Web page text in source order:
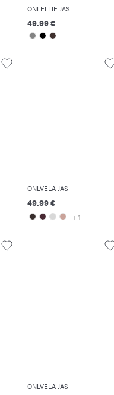
ONLELLIE JAS
49.99 €
ONLVELA JAS
49.99 €
+1
ONLVELA JAS